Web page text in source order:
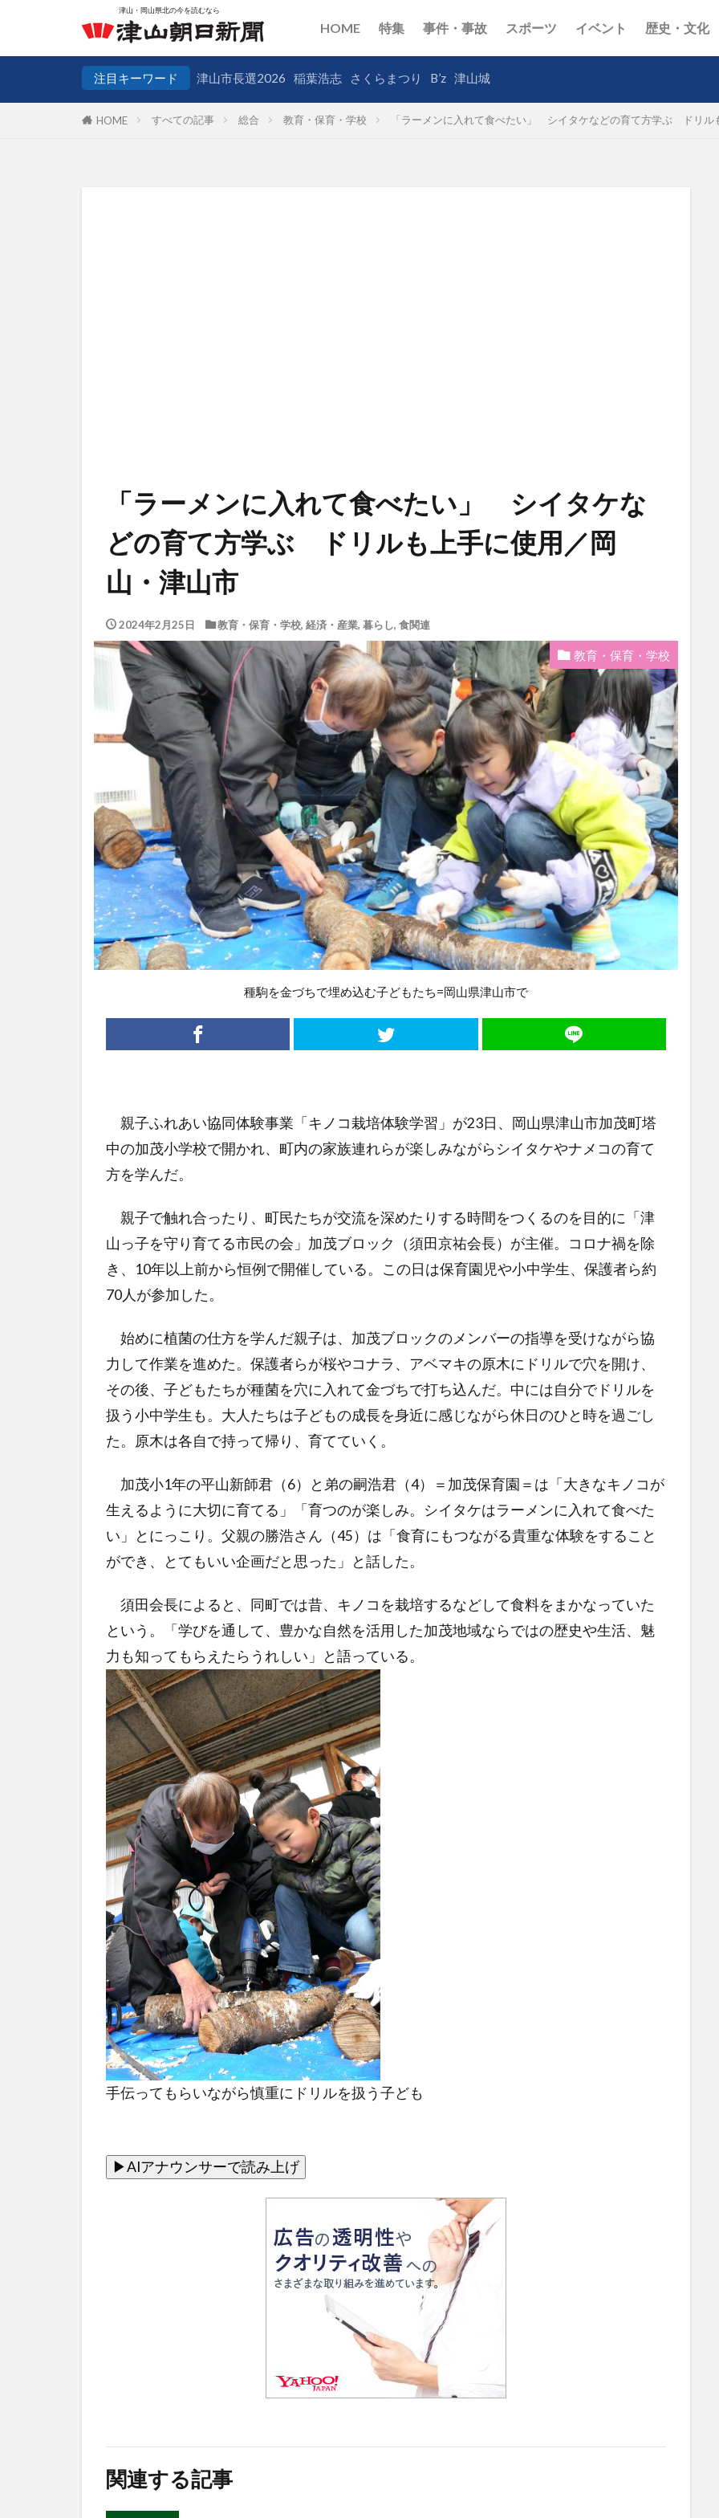
HOME 特集 事件・事故 スポーツ イベント 歴史・文化
注目キーワード 津山市長選2026 稲葉浩志 さくらまつり B’z 津山城
HOME すべての記事 総合 教育・保育・学校 「ラーメンに入れて食べたい」 シイタケなどの育て方学ぶ ドリル
「ラーメンに入れて食べたい」 シイタケな
どの育て方学ぶ ドリルも上手に使用／岡
山・津山市
2024年2月25日 教育・保育・学校, 経済・産業, 暮らし, 食関連
教育・保育・学校
種駒を金づちで埋め込む子どもたち=岡山県津山市で
親子ふれあい協同体験事業「キノコ栽培体験学習」が23日、岡山県津山市加茂町塔
中の加茂小学校で開かれ、町内の家族連れらが楽しみながらシイタケやナメコの育て
方を学んだ。
親子で触れ合ったり、町民たちが交流を深めたりする時間をつくるのを目的に「津
山っ子を守り育てる市民の会」加茂ブロック（須田京祐会長）が主催。コロナ禍を除
き、10年以上前から恒例で開催している。この日は保育園児や小中学生、保護者ら約
70人が参加した。
始めに植菌の仕方を学んだ親子は、加茂ブロックのメンバーの指導を受けながら協
力して作業を進めた。保護者らが桜やコナラ、アベマキの原木にドリルで穴を開け、
その後、子どもたちが種菌を穴に入れて金づちで打ち込んだ。中には自分でドリルを
扱う小中学生も。大人たちは子どもの成長を身近に感じながら休日のひと時を過ごし
た。原木は各自で持って帰り、育てていく。
加茂小1年の平山新師君（6）と弟の嗣浩君（4）＝加茂保育園＝は「大きなキノコが
生えるように大切に育てる」「育つのが楽しみ。シイタケはラーメンに入れて食べた
い」とにっこり。父親の勝浩さん（45）は「食育にもつながる貴重な体験をすること
ができ、とてもいい企画だと思った」と話した。
須田会長によると、同町では昔、キノコを栽培するなどして食料をまかなっていた
という。「学びを通して、豊かな自然を活用した加茂地域ならではの歴史や生活、魅
力も知ってもらえたらうれしい」と語っている。
手伝ってもらいながら慎重にドリルを扱う子ども
関連する記事